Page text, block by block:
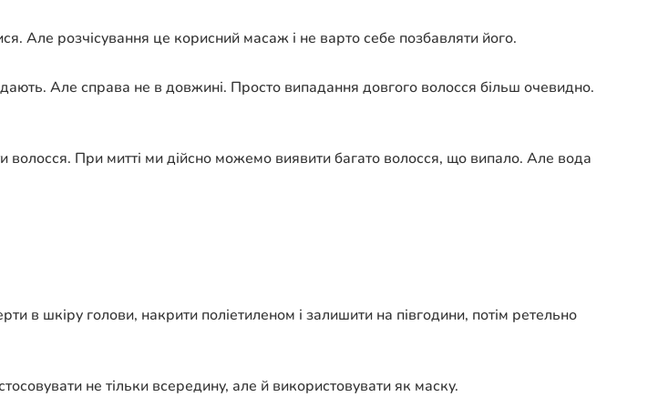
Але розчісування це корисний масаж і не варто себе позбавляти його.
Але справа не в довжині. Просто випадання довгого волосся більш очевидно.
волосся. При митті ми дійсно можемо виявити багато волосся, що випало. Але вода
в шкіру голови, накрити поліетиленом і залишити на півгодини, потім ретельно
не тільки всередину, але й використовувати як маску.